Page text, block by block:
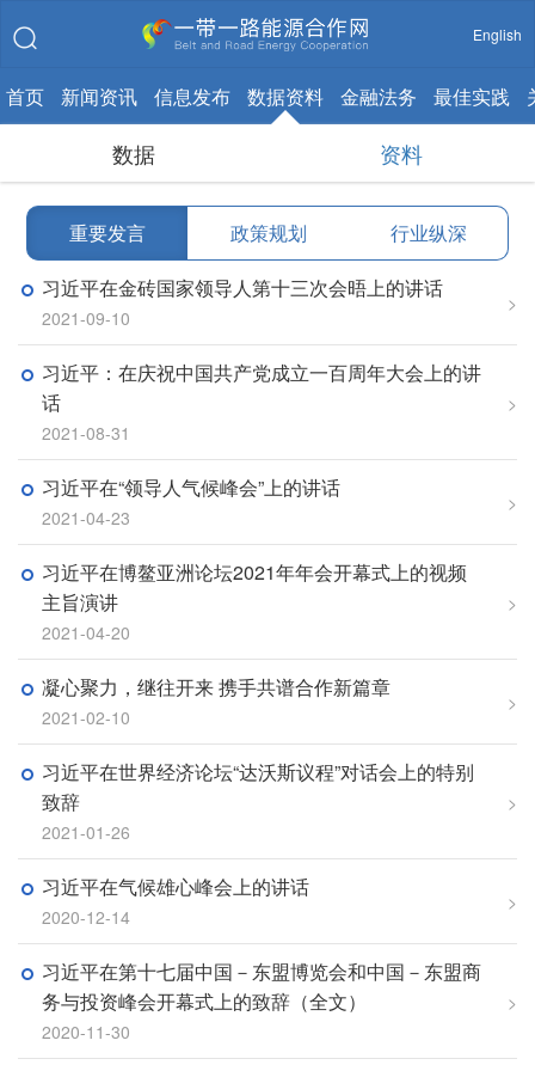
English
首页 新闻资讯 信息发布 数据资料 金融法务 最佳实践
数据 资料
重要发言 政策规划
行业纵深
习近平在金砖国家领导人第十三次会晤上的讲话
2021-09-10
>
习近平：在庆祝中国共产党成立一百周年大会上的讲
话
2021-08-31
>
习近平在“领导人气候峰会”上的讲话
2021-04-23
>
习近平在博鳌亚洲论坛2021年年会开幕式上的视频
主旨演讲
2021-04-20
>
凝心聚力，继往开来 携手共谱合作新篇章
2021-02-10
>
习近平在世界经济论坛“达沃斯议程”对话会上的特别
致辞
2021-01-26
>
习近平在气候雄心峰会上的讲话
2020-12-14
>
习近平在第十七届中国－东盟博览会和中国－东盟商
务与投资峰会开幕式上的致辞（全文）
2020-11-30
>